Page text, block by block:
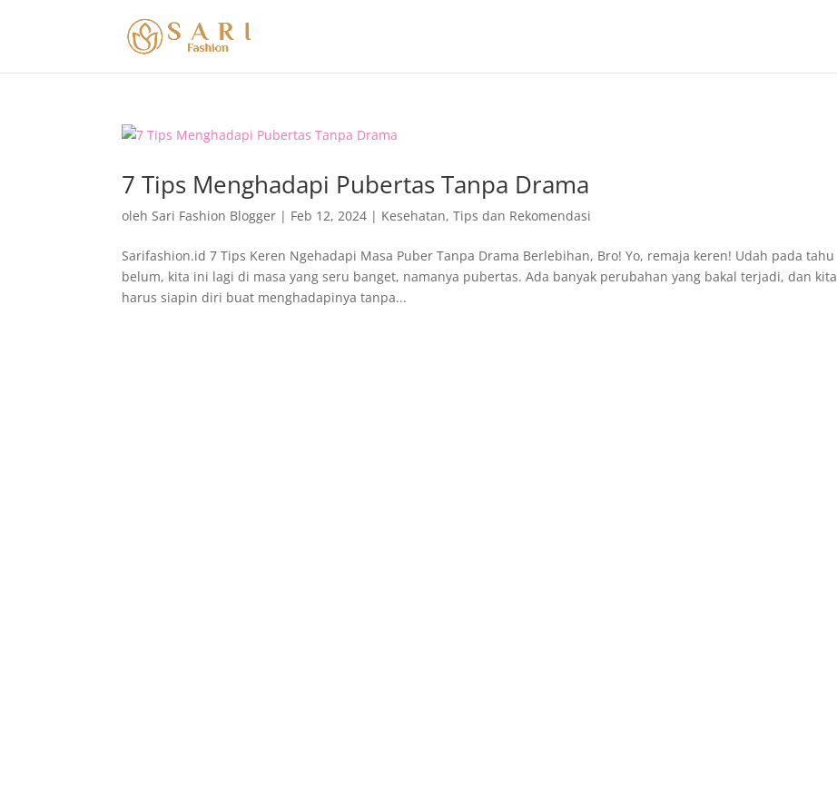
7 Tips Menghadapi Pubertas Tanpa Drama
olehSari Fashion Blogger | Feb 12, 2024 | Kesehatan,Tips dan Rekomendasi
Sarifashion.id 7 Tips Keren Ngehadapi Masa Puber Tanpa Drama Berlebihan, Bro! Yo, remaja keren! Udah pada tahu
belum, kita ini lagi di masa yang seru banget, namanya pubertas. Ada banyak perubahan yang bakal terjadi, dan kita
harus siapin diri buat menghadapinya tanpa...